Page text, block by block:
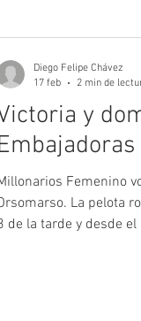
y
Femenino
La pelota
de la tarde y desde
Diego Felipe Chávez
17 feb
2 min de